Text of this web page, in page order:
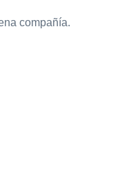
compañía.